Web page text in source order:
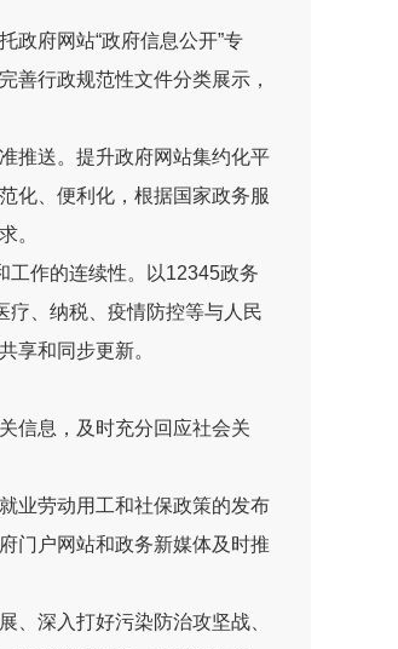
政府网站“政府信息公开”专
善行政规范性文件分类展示，
推送。提升政府网站集约化平
化、便利化，根据国家政务服
。
工作的连续性。以12345政务
疗、纳税、疫情防控等与人民
享和同步更新。
信息，及时充分回应社会关
业劳动用工和社保政策的发布
门户网站和政务新媒体及时推
、深入打好污染防治攻坚战、